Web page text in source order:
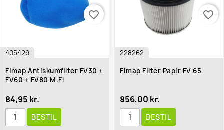
405429
Fimap Antiskumfilter FV30 +
FV60 + FV80 M.fl
84,95 kr.
BESTIL
favorite_border
228262
Fimap Filter Papir FV 65
856,00 kr.
BESTIL
favorite_border